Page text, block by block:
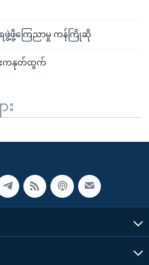
ရဖွဲ့ဖို့ကြေညာမှု ကန်ကြိုဆို
ထူးကနုတ်ထွက်
း